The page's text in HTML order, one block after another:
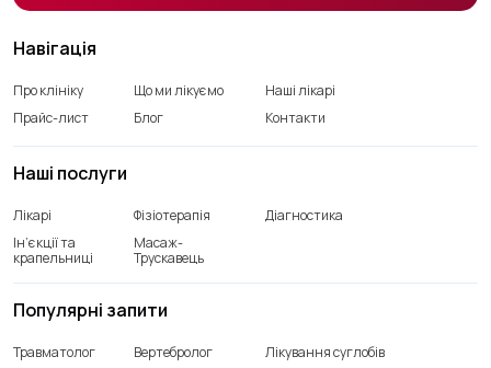
Навігація
Про клініку Що ми лікуємо
Наші лікарі
Прайс-лист
Блог Контакти
Наші послуги
Лікарі Фізіотерапія
Діагностика
Ін’єкції та
крапельниці
Масаж-
Трускавець
Популярні запити
Травматолог Вертебролог
Лікування суглобів